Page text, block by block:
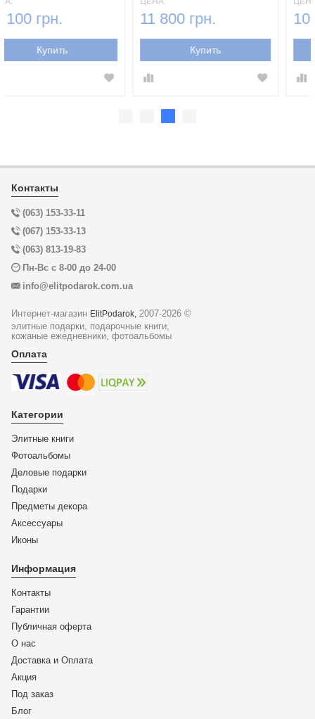
11 100 грн.
Купить
11 800 грн.
Купить
Контакты
(063) 153-33-11
(067) 153-33-13
(063) 813-19-83
Пн-Вс с 8-00 до 24-00
info@elitpodarok.com.ua
Интернет-магазин ElitPodarok,
2007-2026 ©
элитные подарки, подарочные книги,
кожаные ежедневники, фотоальбомы
Оплата
Категории
Элитные книги
Фотоальбомы
Деловые подарки
Подарки
Предметы декора
Аксессуары
Иконы
Информация
Контакты
Гарантии
Публичная оферта
О нас
Доставка и Оплата
Акция
Под заказ
Блог